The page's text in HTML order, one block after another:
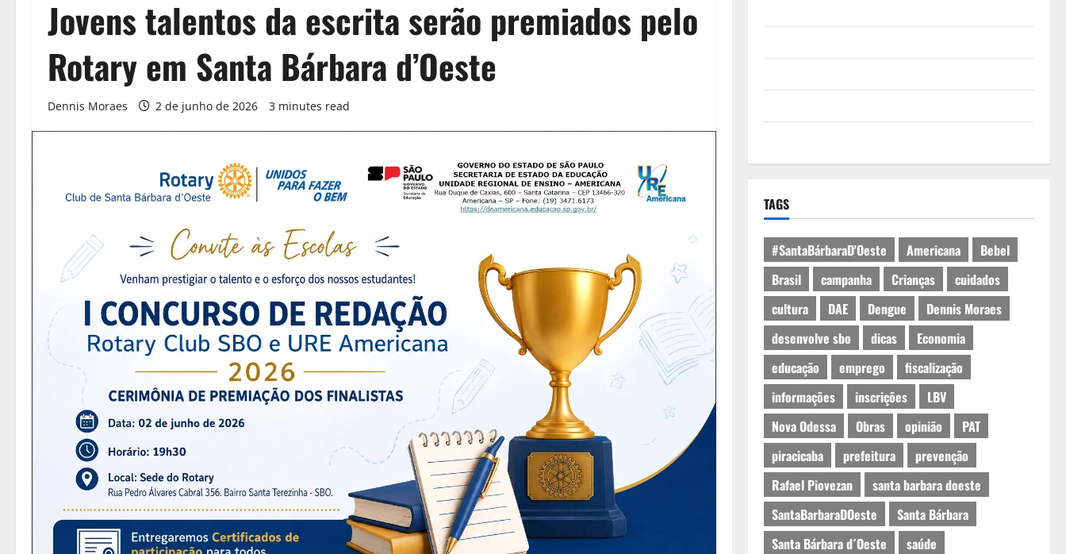
Jovens talentos da escrita serão premiados pelo
Rotary em Santa Bárbara d’Oeste
Dennis Moraes 2 de junho de 2026 3 minutes read
TAGS
#SantaBárbaraD'Oeste Americana
Bebel
Brasil
campanha Crianças
cuidados
cultura
DAE Dengue
Dennis Moraes
desenvolve sbo
dicas
Economia
educação
emprego
fiscalização
informações
inscrições
LBV
Nova Odessa
Obras opinião
PAT
piracicaba
prefeitura
prevenção
Rafael Piovezan
santa barbara doeste
SantaBarbaraDOeste
Santa Bárbara
Santa Bárbara d´Oeste
saúde